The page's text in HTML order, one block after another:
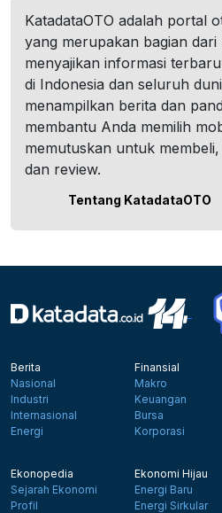
KatadataOTO adalah portal
yang merupakan bagian dari
menyajikan informasi
di Indonesia dan seluruh
menampilkan berita dan
membantu Anda memilih
memutuskan untuk
dan review.
Tentang KatadataOTO
Berita
Nasional
Industri
Internasional
Energi
Finansial
Makro
Keuangan
Bursa
Korporasi
Ekonopedia
Sejarah Ekonomi
Profil
Ekonomi Hijau
Energi Baru
Energi Sirkular